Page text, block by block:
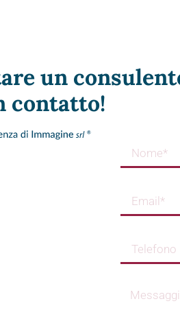
un
contatto!